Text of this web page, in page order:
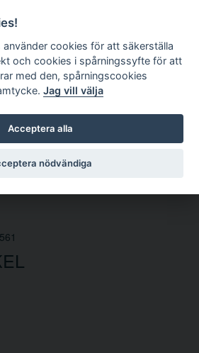
Sök
tidskrift nr
cookies för att säkerställa
och cookies i spårningssyfte för att
med den, spårningscookies
Jag vill välja
Acceptera alla
nödvändiga